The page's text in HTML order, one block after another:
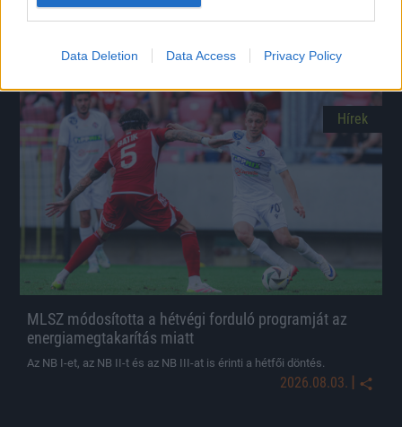
Data Deletion Data Access Privacy Policy
Péntektől hétfőig mindennap rendeznek mérkőzést az élvonalban.
Hírek
MLSZ módosította a hétvégi forduló programját az
energiamegtakarítás miatt
Az NB I-et, az NB II-t és az NB III-at is érinti a hétfői döntés.
2026.08.03. |